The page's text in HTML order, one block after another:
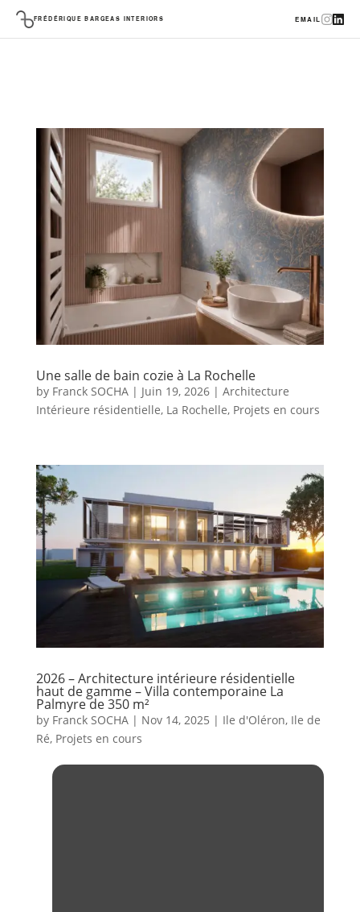
FRÉDÉRIQUE BARGEAS INTERIORS EMAIL
Une salle de bain cozie à La Rochelle
by Franck SOCHA| Juin 19, 2026| Architecture
Intérieure résidentielle, La Rochelle, Projets en cours
2026 – Architecture intérieure résidentielle
haut de gamme – Villa contemporaine La
Palmyre de 350 m²
by Franck SOCHA| Nov 14, 2025 | Ile d'Oléron, Ile de
Ré, Projets en cours